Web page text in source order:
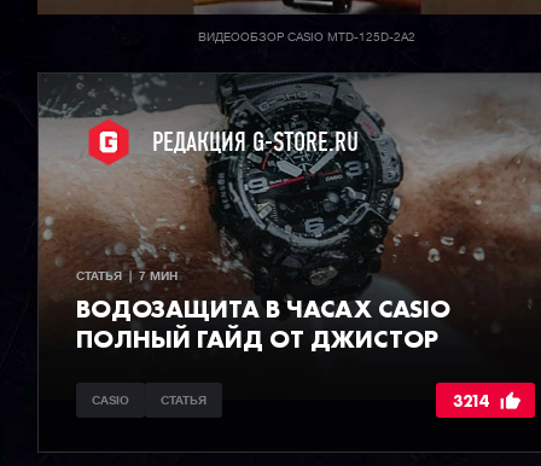
ВИДЕООБЗОР CASIO MTD-125D-2A2
РЕДАКЦИЯ G-STORE.RU
СТАТЬЯ  |  7 МИН
ВОДОЗАЩИТА В ЧАСАХ CASIO
ПОЛНЫЙ ГАЙД ОТ ДЖИСТОР
CASIO СТАТЬЯ 3214